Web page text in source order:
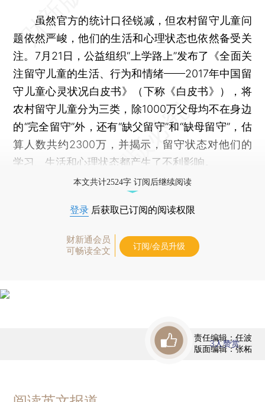
虽然官方的统计口径锐减，但农村留守儿童问
题依然严峻，他们的生活和心理状态也依然备受关
注。7月21日，公益组织“上学路上”发布了《全面关
注留守儿童的生活、行为和情绪——2017年中国留
守儿童心灵状况白皮书》（下称《白皮书》），将
农村留守儿童分为三类，除1000万父母均不在身边
的“完全留守”外，还有“缺父留守”和“缺母留守”，估
算人数共约2300万，并揭示，留守状态对他们的
学习、生活和心理状态都产生了不利影响。
本文共计2524字 订阅后继续阅读
登录 后获取已订阅的阅读权限
财新通会员
可畅读全文
订阅/会员升级
责任编辑：任波
版面编辑：张柘
3人赞赏